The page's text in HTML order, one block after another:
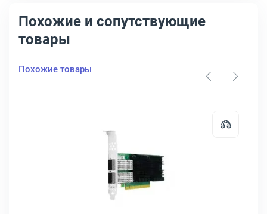
Похожие и сопутствующие
товары
Похожие товары
Intel ET2 1 Гб/с RJ-45 4-port, E1G44ET2BLKОткрыть товар: Сетевая карта